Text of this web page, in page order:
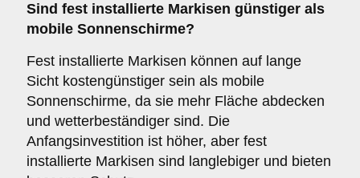
Sind fest installierte Markisen günstiger als
mobile Sonnenschirme?
Fest installierte Markisen können auf lange
Sicht kostengünstiger sein als mobile
Sonnenschirme, da sie mehr Fläche abdecken
und wetterbeständiger sind. Die
Anfangsinvestition ist höher, aber fest
installierte Markisen sind langlebiger und bieten